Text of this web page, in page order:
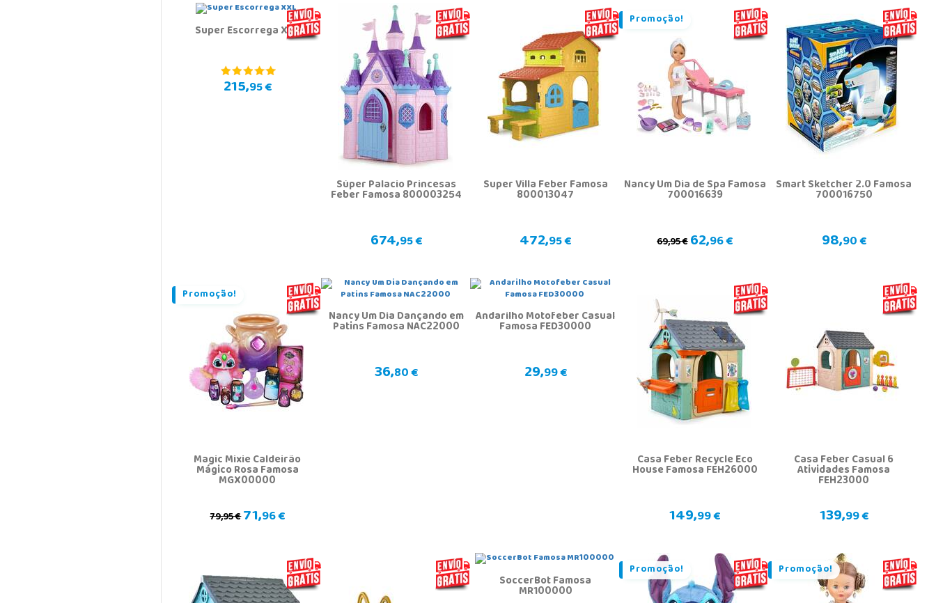
Super Escorrega XXL
215,95 €
Súper Palacio Princesas
Feber Famosa 800003254
674,95 €
Super Villa Feber Famosa
800013047
472,95 €
Promoção!
Nancy Um Dia de Spa Famosa
700016639
69,95 €62,96 €
Smart Sketcher 2.0 Famosa
700016750
98,90 €
Promoção!
Magic Mixie Caldeirão
Mágico Rosa Famosa
MGX00000
79,95 €71,96 €
Nancy Um Dia Dançando em
Patins Famosa NAC22000
36,80 €
Andarilho Motofeber Casual
Famosa FED30000
29,99 €
Casa Feber Recycle Eco
House Famosa FEH26000
149,99 €
Casa Feber Casual 6
Atividades Famosa
FEH23000
139,99 €
SoccerBot Famosa
MR100000
Promoção! Promoção!